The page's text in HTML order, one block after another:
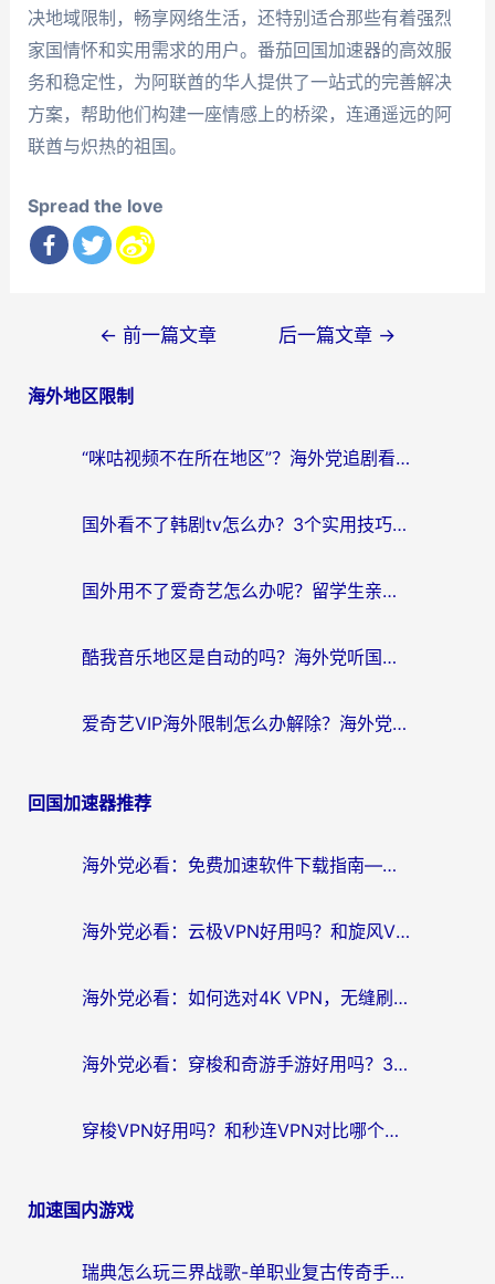
决地域限制，畅享网络生活，还特别适合那些有着强烈
家国情怀和实用需求的用户。番茄回国加速器的高效服
务和稳定性，为阿联酋的华人提供了一站式的完善解决
方案，帮助他们构建一座情感上的桥梁，连通遥远的阿
联酋与炽热的祖国。
Spread the love
导
← 前一篇文章 后一篇文章 →
海外地区限制
“咪咕视频不在所在地区”？海外党追剧看片、炒股的救星来了！
国外看不了韩剧tv怎么办？3个实用技巧解决海外追剧难题（附书旗小说&社保查询攻略）
国外用不了爱奇艺怎么办呢？留学生亲测有效的回国加速方案
酷我音乐地区是自动的吗？海外党听国内音乐看视频的真实解决方案
爱奇艺VIP海外限制怎么办解除？海外党追剧看片的终极解决方案
回国加速器推荐
海外党必看：免费加速软件下载指南——无缝访问国内资源的正确打开方式
海外党必看：云极VPN好用吗？和旋风VPN对比哪个回国效果更好？附真实体验+选择攻略
海外党必看：如何选对4K VPN，无缝刷国内剧听网易云？
海外党必看：穿梭和奇游手游好用吗？3步选对回国加速器，流畅看CCTV5海外直播
穿梭VPN好用吗？和秒连VPN对比哪个回国效果更好？海外党亲测实用指南
加速国内游戏
瑞典怎么玩三界战歌-单职业复古传奇手游？海外党国服游戏加速终极指南